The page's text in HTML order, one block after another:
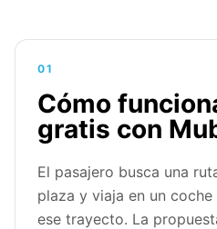
01
Cómo
gratis con
El pasajero busca una
plaza y viaja en un
ese trayecto. La